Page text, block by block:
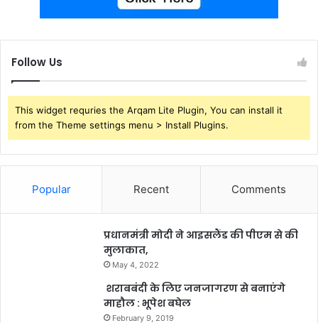
Follow Us
This widget requries the Arqam Lite Plugin, You can install it
from the Theme settings menu > Install Plugins.
Popular Recent Comments
प्रधानमंत्री मोदी ने आइसलैंड की पीएम से की
मुलाकात,
May 4, 2022
शराबबंदी के लिए जनजागरण से बनाएंगे
माहौल : भूपेश बघेल
February 9, 2019